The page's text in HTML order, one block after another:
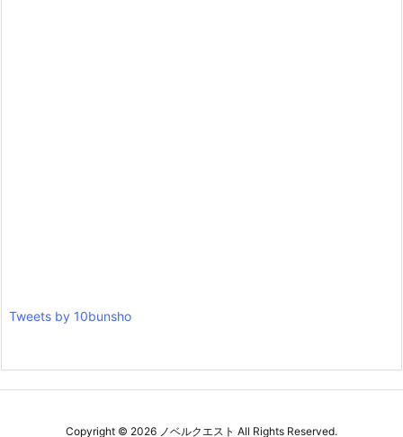
Tweets by 10bunsho
Copyright © 2026 ノベルクエスト All Rights Reserved.